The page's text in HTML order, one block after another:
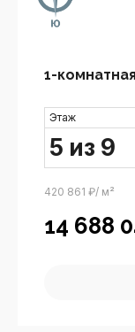
1-
Этаж
5 из 9
420 861 ₽/ м²
14 688